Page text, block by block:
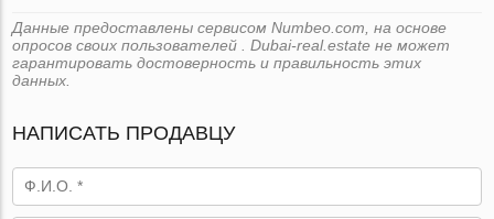
Данные предоставлены сервисом Numbeo.com, на основе
опросов своих пользователей . Dubai-real.estate не может
гарантировать достоверность и правильность этих
данных.
НАПИСАТЬ ПРОДАВЦУ